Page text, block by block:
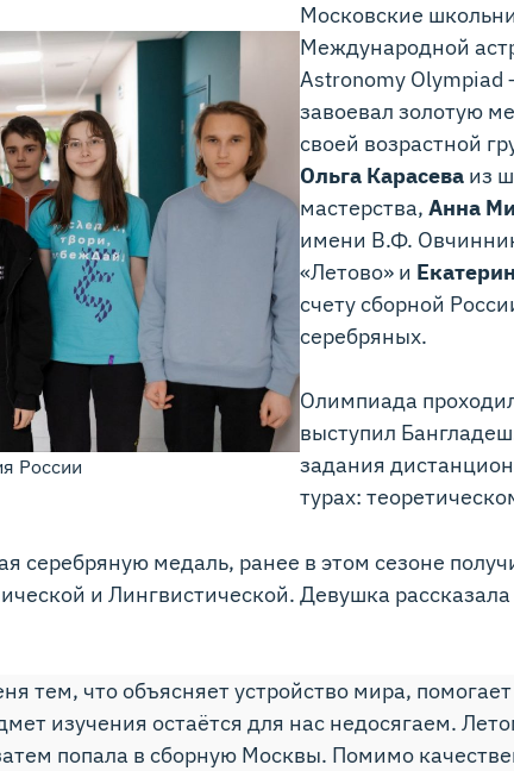
России
Московские
Международной
Astronomy Olympiad
завоевал золотую
своей возрастной
Ольга Карасева из
мастерства, Анна
имени В.Ф.
«Летово» и
счету сборной
серебряных.
Олимпиада
выступил
задания
турах:
серебряную медаль, ранее в этом сезоне
и Лингвистической. Девушка
тем, что объясняет устройство мира,
изучения остаётся для нас недосягаем.
попала в сборную Москвы. Помимо